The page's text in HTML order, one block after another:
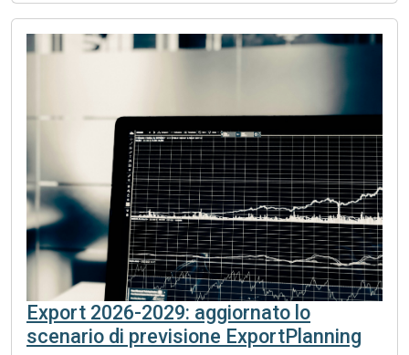
Export 2026-2029: aggiornato lo
scenario di previsione ExportPlanning